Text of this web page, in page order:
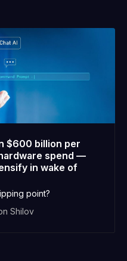
$600 billion per
spend —
in wake of
point?
Shilov